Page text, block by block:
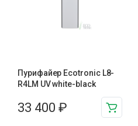
Пурифайер Ecotronic L8-
R4LM UV white-black
33 400 ₽